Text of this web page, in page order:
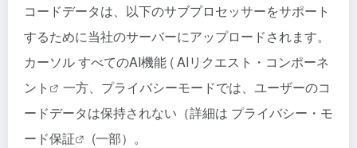
コードデータは、以下のサブプロセッサーをサポート
するために当社のサーバーにアップロードされます。
カーソルすべてのAI機能 (AIリクエスト・コンポーネ
ント
一方、プライバシーモードでは、ユーザーのコ
ードデータは保持されない（詳細は プライバシー・モ
ード保証
(一部）。